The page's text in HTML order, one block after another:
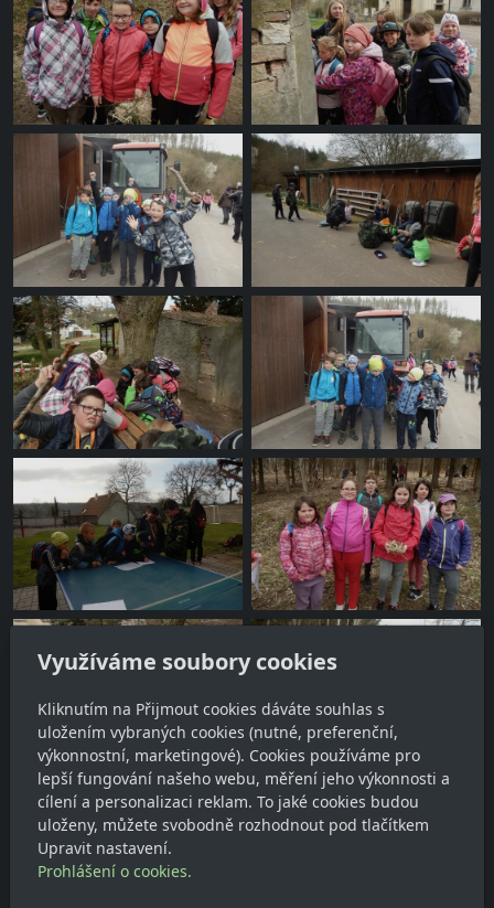
Využíváme soubory cookies
Kliknutím na Přijmout cookies dáváte souhlas s
uložením vybraných cookies (nutné, preferenční,
výkonnostní, marketingové). Cookies používáme pro
lepší fungování našeho webu, měření jeho výkonnosti a
cílení a personalizaci reklam. To jaké cookies budou
uloženy, můžete svobodně rozhodnout pod tlačítkem
Upravit nastavení.
Prohlášení o cookies.